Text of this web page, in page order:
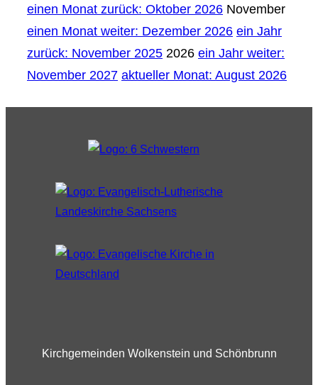
einen Monat zurück: Oktober 2026 November
einen Monat weiter: Dezember 2026 ein Jahr
zurück: November 2025 2026 ein Jahr weiter:
November 2027 aktueller Monat: August 2026
Kirchgemeinden Wolkenstein und Schönbrunn